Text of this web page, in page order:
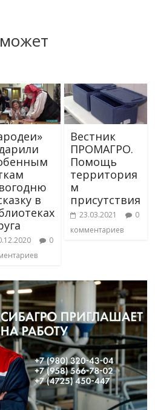
в
0
Вестник
ПРОМАГРО.
Помощь
территория
м
присутствия
23.03.2021
0
комментариев